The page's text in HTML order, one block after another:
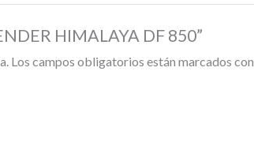
HIMALAYA DF 850”
Los campos obligatorios están marcados con